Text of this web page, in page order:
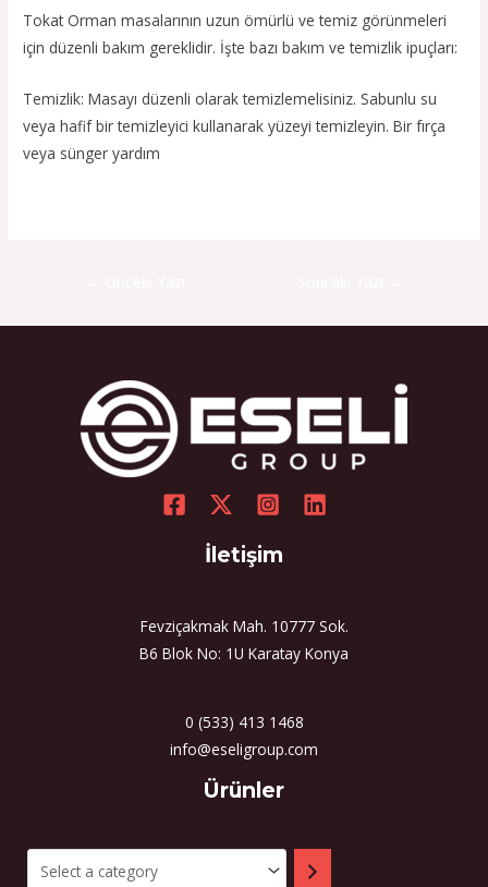
Tokat Orman masalarının uzun ömürlü ve temiz görünmeleri
için düzenli bakım gereklidir. İşte bazı bakım ve temizlik ipuçları:
Temizlik: Masayı düzenli olarak temizlemelisiniz. Sabunlu su
veya hafif bir temizleyici kullanarak yüzeyi temizleyin. Bir fırça
veya sünger yardım
İletişim
Fevziçakmak Mah. 10777 Sok.
B6 Blok No: 1U Karatay Konya
0 (533) 413 1468
info@eseligroup.com
Ürünler